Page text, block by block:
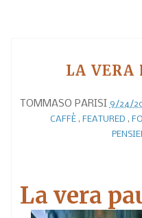
LA VERA
TOMMASO PARISI 9/24/
CAFFÈ , FEATURED ,
La vera